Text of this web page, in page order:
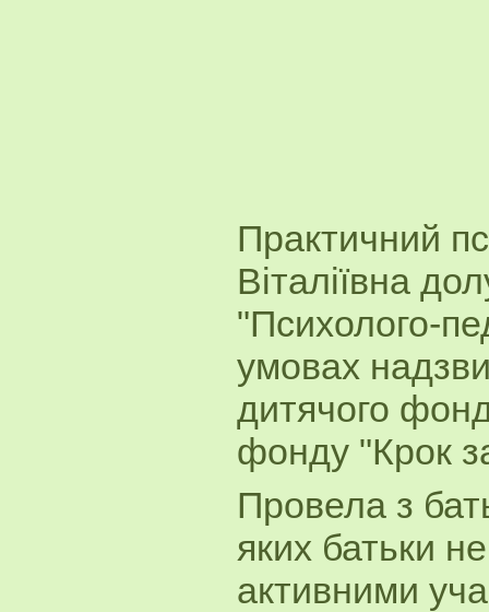
Практичний
Віталіївна
"Психолого-
умовах
дитячого
фонду "Крок
Провела з
яких батьки
активними